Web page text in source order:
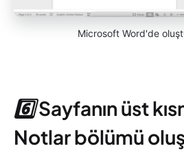
Microsoft Word'de
6️⃣Sayfanın üst
Notlar bölümü